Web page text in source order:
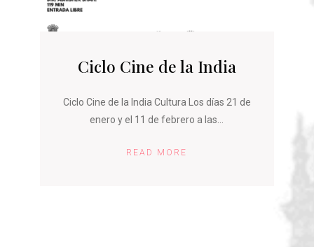
Ciclo Cine de la India
Ciclo Cine de la India Cultura Los días 21 de
enero y el 11 de febrero a las...
READ MORE